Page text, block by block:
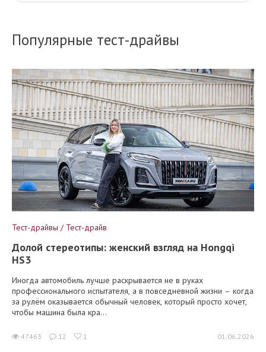
Популярные тест-драйвы
Тест-драйвы / Тест-драйв
Долой стереотипы: женский взгляд на Hongqi
HS3
Иногда автомобиль лучше раскрывается не в руках
профессионального испытателя, а в повседневной жизни – когда
за рулём оказывается обычный человек, который просто хочет,
чтобы машина была кра...
47463 12 1 01.06.2026